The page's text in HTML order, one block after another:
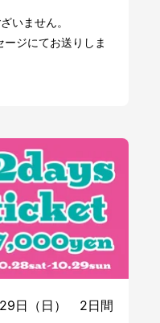
いません。
ジにてお送りしま
日（日） 2日間